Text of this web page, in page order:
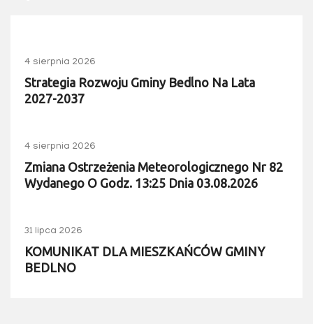
4 sierpnia 2026
Strategia Rozwoju Gminy Bedlno Na Lata
2027-2037
4 sierpnia 2026
Zmiana Ostrzeżenia Meteorologicznego Nr 82
Wydanego O Godz. 13:25 Dnia 03.08.2026
31 lipca 2026
KOMUNIKAT DLA MIESZKAŃCÓW GMINY
BEDLNO